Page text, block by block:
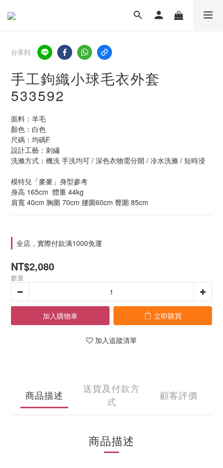
分享到
手工鉤織小球毛衣外套
533592
面料：羊毛
顏色：白色
尺碼：均碼F
設計工藝：刺繡
洗滌方式：機洗 手洗均可 / 深色衣物需分開 / 冷水洗滌 / 短時浸
模特兒「麥麥」身型參考
身高 165cm  體重 44kg
肩寬 40cm 胸圍 70cm 腰圍60cm 臀圍 85cm
全店，實際付款满1000免運
NT$2,080
數量
加入購物車 立即購買
加入追蹤清單
商品描述
送貨及付款方
式
顧客評價
商品描述